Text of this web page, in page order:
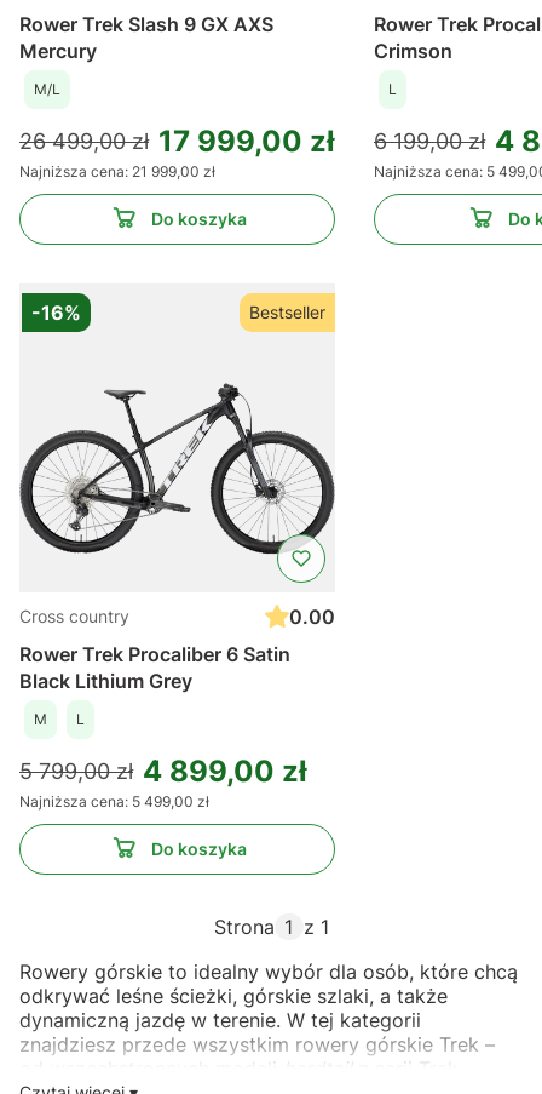
Rower Trek Slash 9 GX AXS
Mercury
M/L
26 499,00 zł 17 999,00 zł
Najniższa cena: 21 999,00 zł
Do koszyka
Rower Trek
Crimson
L
6 199,00 zł 4
Najniższa cena: 5
Do
-16% Bestseller
Cross country
0.00
Rower Trek Procaliber 6 Satin
Black Lithium Grey
M L
5 799,00 zł 4 899,00 zł
Najniższa cena: 5 499,00 zł
Do koszyka
Strona
z 1
Rowery górskie to idealny wybór dla osób, które chcą
odkrywać leśne ścieżki, górskie szlaki, a także
dynamiczną jazdę w terenie. W tej kategorii
znajdziesz przede wszystkim rowery górskie Trek –
od wszechstronnych modeli hardtailz serii Trek